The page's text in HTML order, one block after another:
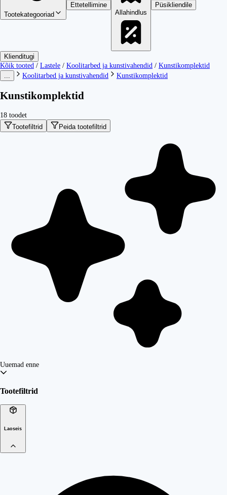
Tootekategooriad
Ettetellimine
Allahindlus
Püsikliendile
Klienditugi
Kõik tooted / Lastele / Koolitarbed ja kunstivahendid / Kunstikomplektid
Koolitarbed ja kunstivahendid Kunstikomplektid
Kunstikomplektid
18 toodet
Tootefiltrid
Peida tootefiltrid
Uuemad enne
Tootefiltrid
Laoseis